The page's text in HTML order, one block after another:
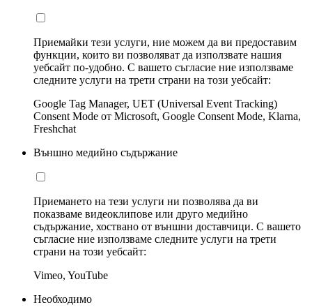
Приемайки тези услуги, ние можем да ви предоставим
функции, които ви позволяват да използвате нашия
уебсайт по-удобно. С вашето съгласие ние използваме
следните услуги на трети страни на този уебсайт:
Google Tag Manager, UET (Universal Event Tracking)
Consent Mode от Microsoft, Google Consent Mode, Klarna,
Freshchat
Външно медийно съдържание
Приемането на тези услуги ни позволява да ви
показваме видеоклипове или друго медийно
съдържание, хоствано от външни доставчици. С вашето
съгласие ние използваме следните услуги на трети
страни на този уебсайт:
Vimeo, YouTube
Необходимо